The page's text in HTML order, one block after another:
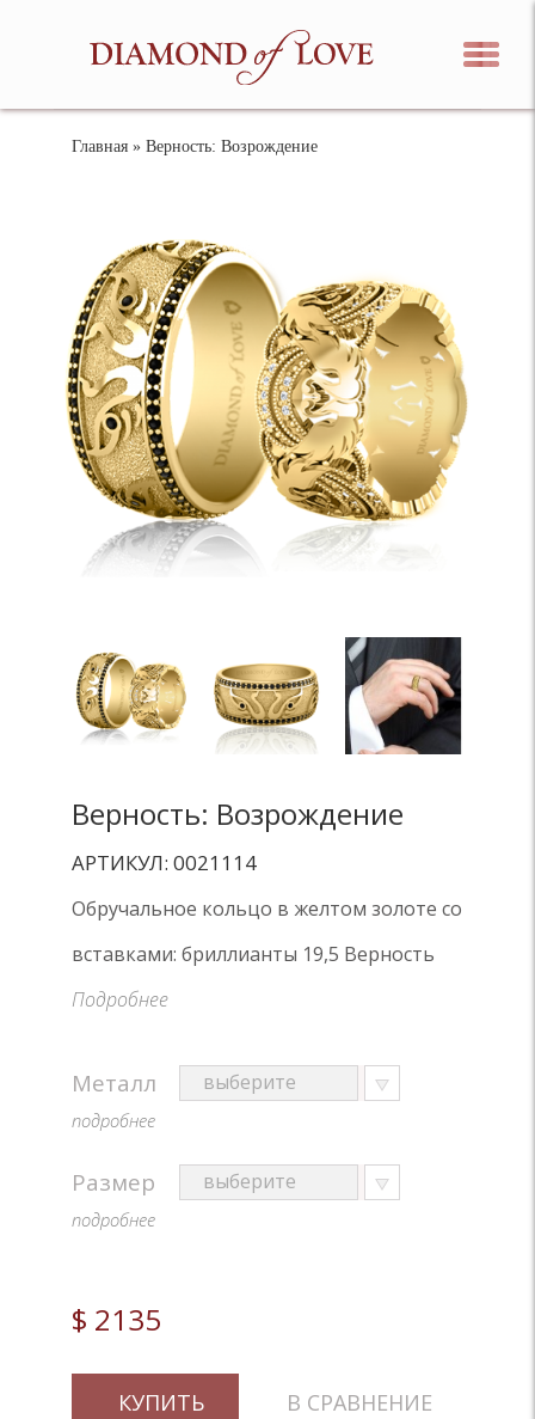
Главная » Верность: Возрождение
Верность: Возрождение
АРТИКУЛ: 0021114
Обручальное кольцо в желтом золоте со
вставками: бриллианты 19,5 Верность
Подробнее
Металл
подробнее
Размер
подробнее
$ 2135
КУПИТЬ В СРАВНЕНИЕ